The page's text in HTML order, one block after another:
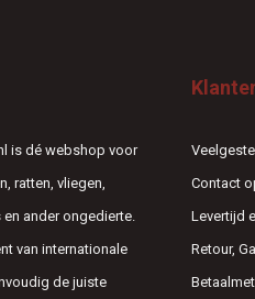
is dé webshop voor
ratten, vliegen,
ander ongedierte.
van internationale
de juiste
Contact
Levertijd
Retour,